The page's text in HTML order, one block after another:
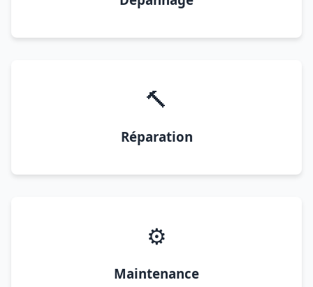
🔨
Réparation
⚙️
Maintenance